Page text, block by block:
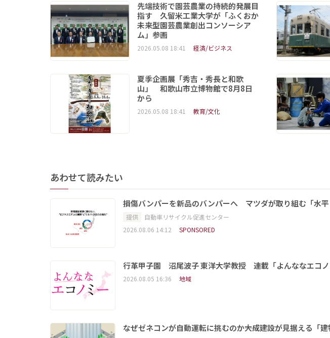
先端技術で園芸農業の持続的発展目
指す 久留米工業大学が「ふくおか
未来型園芸農業創出コンソーシア
ム」参画
2026.05.08 18:41 経済/ビジネス
夏季企画展「秀吉・秀長と和歌
山」 和歌山市立博物館で8月8日
から
2026.05.08 18:41 教育/文化
あわせて読みたい
損傷バンパーを新品のバンパーへ マツダが取り組む「水平
提供
自動車リサイクル促進センター
2026.08.06 14:12
SPONSORED
行革甲子園 沼尾波子 東洋大学教授 連載「よんななエコ
2026.08.05 16:36 地域
なぜゼネコンが自動運転に挑むのか――大成建設が見据える「